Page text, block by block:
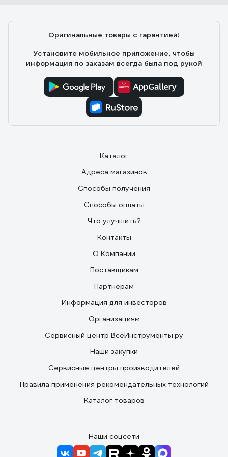
Павел
21.01.2020
Простая как пять копеек, сразу готова к работе.
высоту самое то. Цена не очень большая, зато очень
хорошо экономит время и силы.
Оригинальные товары с гарантией!
Установите мобильное приложение, чтобы
информация по заказам всегда была под рукой
Каталог
Адреса магазинов
Способы получения
Способы оплаты
Что улучшить?
Контакты
О Компании
Поставщикам
Партнерам
Информация для инвесторов
Организациям
Сервисный центр ВсеИнструменты.ру
Наши закупки
Сервисные центры производителей
Правила применения рекомендательных технологий
Каталог товаров
Наши соцсети